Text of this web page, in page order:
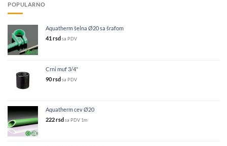
POPULARNO
Aquatherm šelna Ø20 sa šrafom
41 rsd sa PDV
Crni muf 3/4"
90rsd sa PDV
Aquatherm cev Ø20
222rsd sa PDV 1m